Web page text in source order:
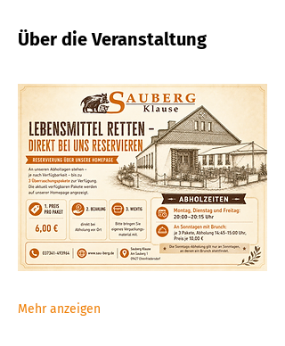
Über die Veranstaltung
Mehr anzeigen